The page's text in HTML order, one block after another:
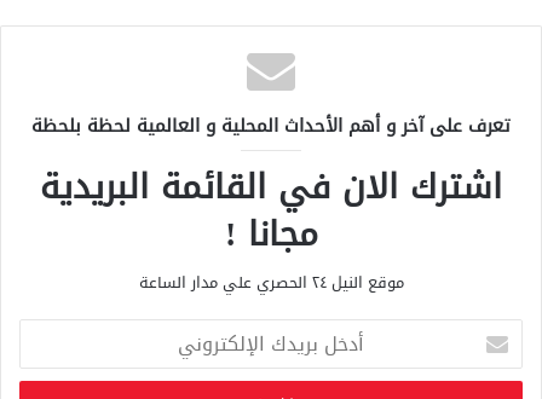
تعرف على آخر و أهم الأحداث المحلية و العالمية لحظة بلحظة
اشترك الان في القائمة البريدية
مجانا !
موقع النيل ٢٤ الحصري علي مدار الساعة
خ